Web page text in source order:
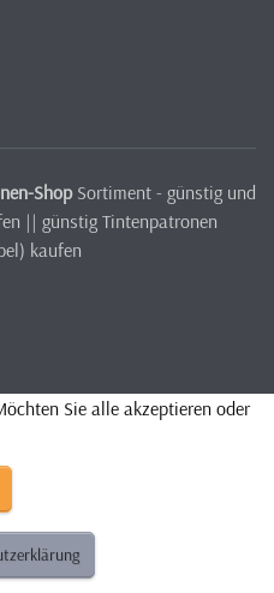
ShopSortiment - günstig und
|| günstig Tintenpatronen
kaufen
Sie alle akzeptieren oder